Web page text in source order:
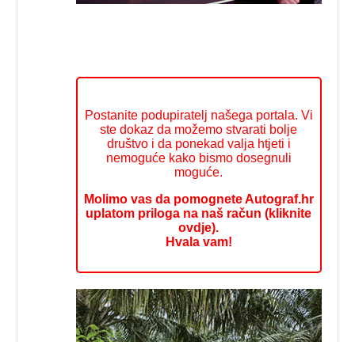
Postanite podupiratelj našega portala. Vi
ste dokaz da možemo stvarati bolje
društvo i da ponekad valja htjeti i
nemoguće kako bismo dosegnuli
moguće.
Molimo vas da pomognete Autograf.hr
uplatom priloga na naš račun (kliknite
ovdje).
Hvala vam!